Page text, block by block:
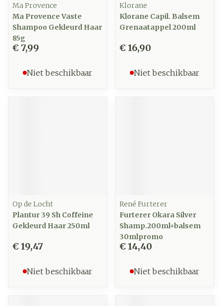
Ma Provence
Ma Provence Vaste
Shampoo Gekleurd Haar
85g
€ 7,99
Niet beschikbaar
Klorane
Klorane Capil. Balsem
Grenaatappel 200ml
€ 16,90
Niet beschikbaar
Op de Locht
Plantur 39 Sh Coffeine
Gekleurd Haar 250ml
€ 19,47
Niet beschikbaar
René Furterer
Furterer Okara Silver
Shamp.200ml+balsem
30mlpromo
€ 14,40
Niet beschikbaar